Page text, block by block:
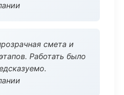
смета и
Работать было